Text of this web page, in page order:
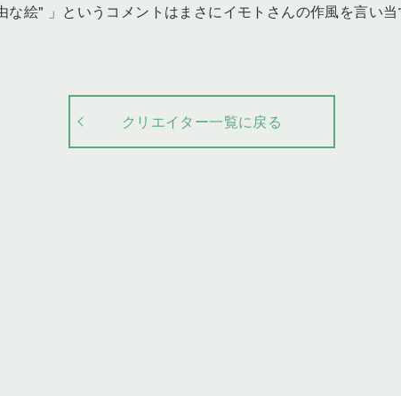
絵" 」というコメントはまさにイモトさんの作風を言い
クリエイター一覧に戻る